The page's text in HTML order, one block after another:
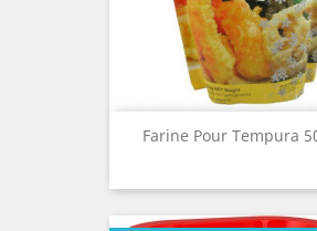
Farine Pour Tempura